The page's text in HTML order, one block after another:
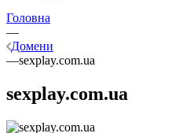
Головна
—
Домени
—sexplay.com.ua
sexplay.com.ua